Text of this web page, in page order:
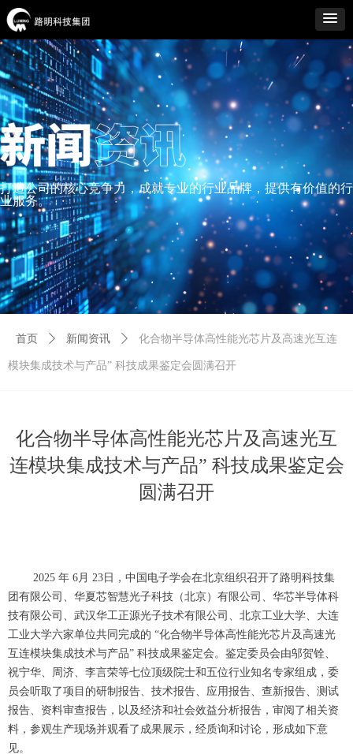
化合物半导体高性能光芯片及高速光互
连模块集成技术与产品” 科技成果鉴定会
圆满召开
2025 年 6月 23日，中国电子学会在北京组织召开了路明科技集
团有限公司、华夏芯智慧光子科技（北京）有限公司、华芯半导体科
技有限公司、武汉华工正源光子技术有限公司、北京工业大学、大连
工业大学六家单位共同完成的 “化合物半导体高性能光芯片及高速光
互连模块集成技术与产品” 科技成果鉴定会。鉴定委员会由邬贺铨、
祝宁华、周济、李言荣等七位顶级院士和五位行业知名专家组成，委
员会听取了项目的研制报告、技术报告、应用报告、查新报告、测试
报告、资料审查报告，以及经济和社会效益分析报告，审阅了相关资
料，参观生产现场并观看了成果展示，经质询和讨论，形成如下意
见。
打造公司的核心竞争力，成就专业的行业品牌，提供有价值的行
业服务。
首页 ꄲ 新闻资讯 ꄲ 化合物半导体高性能光芯片及高速光互连
模块集成技术与产品” 科技成果鉴定会圆满召开